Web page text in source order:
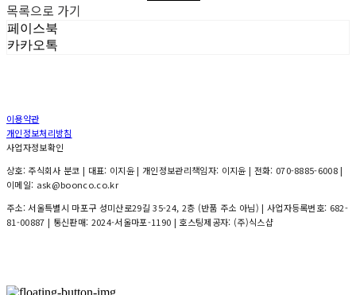
목록으로 가기
페이스북
카카오톡
이용약관
개인정보처리방침
사업자정보확인
상호: 주식회사 분코 | 대표: 이지윤 | 개인정보관리책임자: 이지윤 | 전화: 070-8885-6008 |
이메일: ask@boonco.co.kr
주소: 서울특별시 마포구 성미산로29길 35-24, 2층 (반품 주소 아님) | 사업자등록번호: 682-
81-00887 | 통신판매: 2024-서울마포-1190 | 호스팅제공자: (주)식스샵